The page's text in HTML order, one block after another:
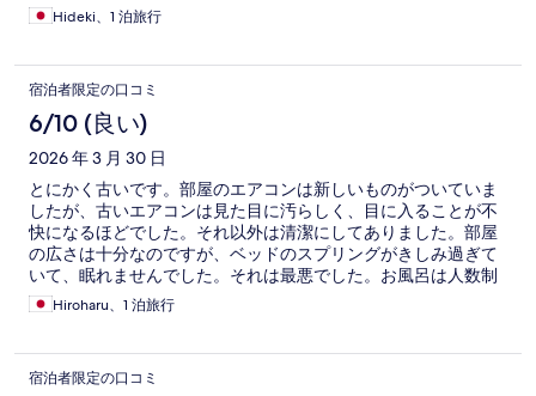
Hideki、1 泊旅行
宿泊者限定の口コミ
6/10 (良い)
2026 年 3 月 30 日
とにかく古いです。部屋のエアコンは新しいものがついていま
したが、古いエアコンは見た目に汚らしく、目に入ることが不
快になるほどでした。それ以外は清潔にしてありました。部屋
の広さは十分なのですが、ベッドのスプリングがきしみ過ぎて
いて、眠れませんでした。それは最悪でした。お風呂は人数制
限をしているにも関わらず、混んでいて、裸でシャワーが空く
のを待たなくてはなりません。お風呂に浸かるのも同じく。入
いですが、もう泊まらないと思います。ただし、スタッフは皆
さん親切でした。そこで救われていますね。
Hiroharu、1 泊旅行
宿泊者限定の口コミ